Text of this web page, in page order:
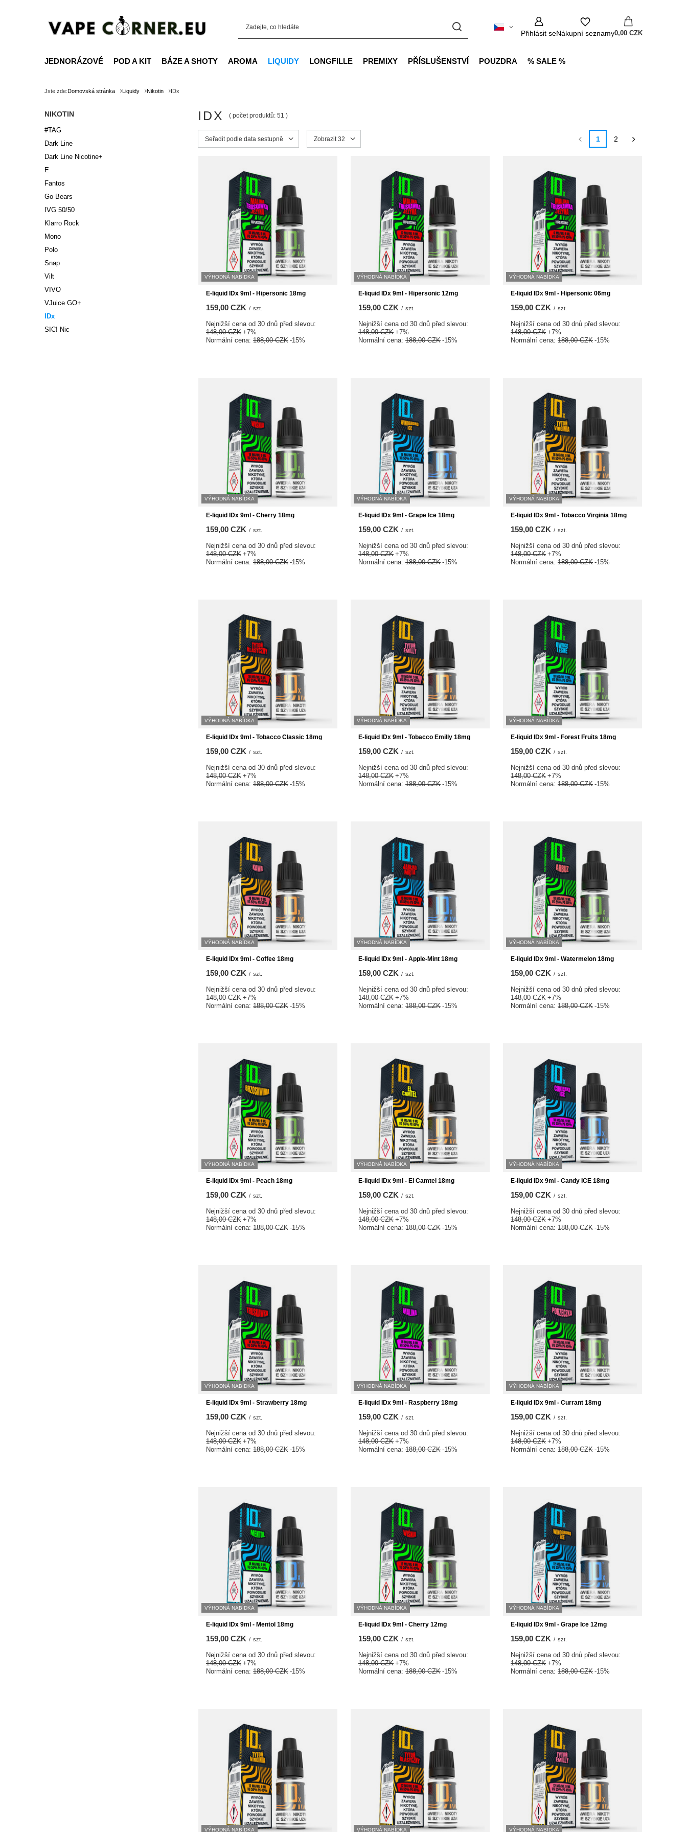
Přihlásit seNákupní seznamy0,00 CZK
JEDNORÁZOVÉ POD A KIT BÁZE A SHOTY AROMA LIQUIDY LONGFILLE PREMIXY PŘÍSLUŠENSTVÍ POUZDRA % SALE %
Jste zde:Domovská stránka Liquidy Nikotin IDx
NIKOTIN
#TAG
Dark Line
Dark Line Nicotine+
E
Fantos
Go Bears
IVG 50/50
Klarro Rock
Mono
Polo
Snap
Vilt
VIVO
VJuice GO+
IDx
SIC! Nic
IDX ( počet produktů: 51 )
Zmień sortowanie
Seřadit podle data sestupně Zmień ilość wyświetlanych produktów
Zobrazit 32 1 2
VÝHODNÁ NABÍDKA
E-liquid IDx 9ml - Hipersonic 18mg
159,00 CZK / szt.
Nejnižší cena od 30 dnů před slevou:
148,00 CZK +7%
Normální cena: 188,00 CZK -15%
VÝHODNÁ NABÍDKA
E-liquid IDx 9ml - Hipersonic 12mg
159,00 CZK / szt.
Nejnižší cena od 30 dnů před slevou:
148,00 CZK +7%
Normální cena: 188,00 CZK -15%
VÝHODNÁ NABÍDKA
E-liquid IDx 9ml - Hipersonic 06mg
159,00 CZK / szt.
Nejnižší cena od 30 dnů před slevou:
148,00 CZK +7%
Normální cena: 188,00 CZK -15%
VÝHODNÁ NABÍDKA
E-liquid IDx 9ml - Cherry 18mg
159,00 CZK / szt.
Nejnižší cena od 30 dnů před slevou:
148,00 CZK +7%
Normální cena: 188,00 CZK -15%
VÝHODNÁ NABÍDKA
E-liquid IDx 9ml - Grape Ice 18mg
159,00 CZK / szt.
Nejnižší cena od 30 dnů před slevou:
148,00 CZK +7%
Normální cena: 188,00 CZK -15%
VÝHODNÁ NABÍDKA
E-liquid IDx 9ml - Tobacco Virginia 18mg
159,00 CZK / szt.
Nejnižší cena od 30 dnů před slevou:
148,00 CZK +7%
Normální cena: 188,00 CZK -15%
VÝHODNÁ NABÍDKA
E-liquid IDx 9ml - Tobacco Classic 18mg
159,00 CZK / szt.
Nejnižší cena od 30 dnů před slevou:
148,00 CZK +7%
Normální cena: 188,00 CZK -15%
VÝHODNÁ NABÍDKA
E-liquid IDx 9ml - Tobacco Emilly 18mg
159,00 CZK / szt.
Nejnižší cena od 30 dnů před slevou:
148,00 CZK +7%
Normální cena: 188,00 CZK -15%
VÝHODNÁ NABÍDKA
E-liquid IDx 9ml - Forest Fruits 18mg
159,00 CZK / szt.
Nejnižší cena od 30 dnů před slevou:
148,00 CZK +7%
Normální cena: 188,00 CZK -15%
VÝHODNÁ NABÍDKA
E-liquid IDx 9ml - Coffee 18mg
159,00 CZK / szt.
Nejnižší cena od 30 dnů před slevou:
148,00 CZK +7%
Normální cena: 188,00 CZK -15%
VÝHODNÁ NABÍDKA
E-liquid IDx 9ml - Apple-Mint 18mg
159,00 CZK / szt.
Nejnižší cena od 30 dnů před slevou:
148,00 CZK +7%
Normální cena: 188,00 CZK -15%
VÝHODNÁ NABÍDKA
E-liquid IDx 9ml - Watermelon 18mg
159,00 CZK / szt.
Nejnižší cena od 30 dnů před slevou:
148,00 CZK +7%
Normální cena: 188,00 CZK -15%
VÝHODNÁ NABÍDKA
E-liquid IDx 9ml - Peach 18mg
159,00 CZK / szt.
Nejnižší cena od 30 dnů před slevou:
148,00 CZK +7%
Normální cena: 188,00 CZK -15%
VÝHODNÁ NABÍDKA
E-liquid IDx 9ml - El Camtel 18mg
159,00 CZK / szt.
Nejnižší cena od 30 dnů před slevou:
148,00 CZK +7%
Normální cena: 188,00 CZK -15%
VÝHODNÁ NABÍDKA
E-liquid IDx 9ml - Candy ICE 18mg
159,00 CZK / szt.
Nejnižší cena od 30 dnů před slevou:
148,00 CZK +7%
Normální cena: 188,00 CZK -15%
VÝHODNÁ NABÍDKA
E-liquid IDx 9ml - Strawberry 18mg
159,00 CZK / szt.
Nejnižší cena od 30 dnů před slevou:
148,00 CZK +7%
Normální cena: 188,00 CZK -15%
VÝHODNÁ NABÍDKA
E-liquid IDx 9ml - Raspberry 18mg
159,00 CZK / szt.
Nejnižší cena od 30 dnů před slevou:
148,00 CZK +7%
Normální cena: 188,00 CZK -15%
VÝHODNÁ NABÍDKA
E-liquid IDx 9ml - Currant 18mg
159,00 CZK / szt.
Nejnižší cena od 30 dnů před slevou:
148,00 CZK +7%
Normální cena: 188,00 CZK -15%
VÝHODNÁ NABÍDKA
E-liquid IDx 9ml - Mentol 18mg
159,00 CZK / szt.
Nejnižší cena od 30 dnů před slevou:
148,00 CZK +7%
Normální cena: 188,00 CZK -15%
VÝHODNÁ NABÍDKA
E-liquid IDx 9ml - Cherry 12mg
159,00 CZK / szt.
Nejnižší cena od 30 dnů před slevou:
148,00 CZK +7%
Normální cena: 188,00 CZK -15%
VÝHODNÁ NABÍDKA
E-liquid IDx 9ml - Grape Ice 12mg
159,00 CZK / szt.
Nejnižší cena od 30 dnů před slevou:
148,00 CZK +7%
Normální cena: 188,00 CZK -15%
VÝHODNÁ NABÍDKA VÝHODNÁ NABÍDKA VÝHODNÁ NABÍDKA